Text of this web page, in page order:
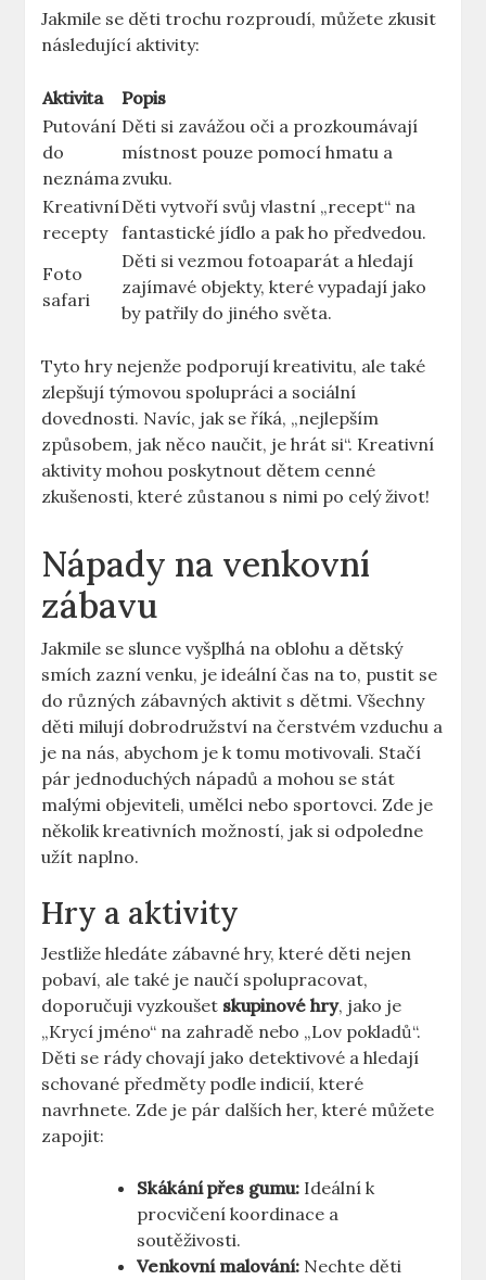
Jakmile se děti trochu ⁣rozproudí, můžete zkusit
následující aktivity:
Aktivita
Popis
Putování
do
neznáma
Děti si zavážou oči a prozkoumávají
místnost pouze pomocí hmatu a​
zvuku.
Kreativní
recepty
Děti vytvoří svůj vlastní „recept“ na
fantastické jídlo a pak​ ho předvedou.
Foto
safari
Děti‌ si vezmou fotoaparát‌ a ‌hledají
zajímavé objekty, které vypadají jako
by patřily ⁢do jiného světa.
Tyto hry nejenže ​podporují kreativitu, ale také
zlepšují týmovou spolupráci a sociální
dovednosti. Navíc, jak se říká, „nejlepším
způsobem, jak něco ⁣naučit, je hrát si“. ⁣Kreativní
aktivity mohou poskytnout dětem cenné
zkušenosti, které zůstanou s nimi po celý život!
Nápady na venkovní
zábavu
Jakmile se slunce vyšplhá na oblohu a dětský
smích zazní venku, je ideální čas na to, pustit ⁣se
do různých zábavných aktivit‌ s dětmi. Všechny
děti milují dobrodružství na čerstvém vzduchu a
je na ⁣nás,‌ abychom je k tomu motivovali. Stačí
⁤pár jednoduchých nápadů a mohou se stát
malými objeviteli, umělci nebo sportovci. Zde je
několik kreativních možností, jak‌ si odpoledne
užít naplno.
Hry​ a aktivity
Jestliže hledáte zábavné hry, které děti nejen
pobaví, ‌ale také je⁣ naučí spolupracovat,
doporučuji vyzkoušet‍ skupinové hry, jako je
„Krycí jméno“ na zahradě​ nebo „Lov pokladů“.
Děti se rády chovají jako detektivové a hledají
schované⁤ předměty podle indicií, které
navrhnete. Zde⁢ je pár dalších‌ her, které‍ můžete
zapojit:
Skákání přes gumu: Ideální k
procvičení koordinace a
⁢soutěživosti.
Venkovní malování: Nechte děti